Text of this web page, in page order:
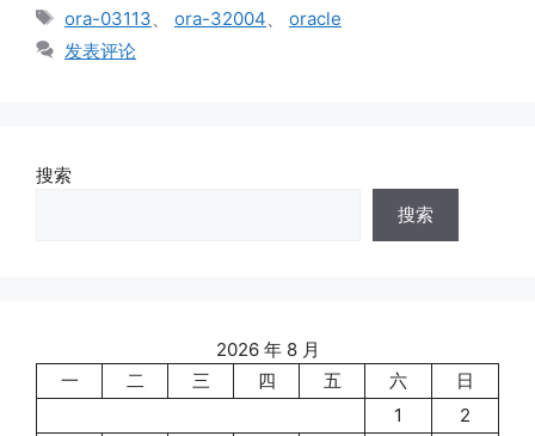
标
签
ora-03113 ora-32004
oracle
发表评论
搜索
搜索
2026 年 8 月
一
二 三 四 五 六
日
1
2